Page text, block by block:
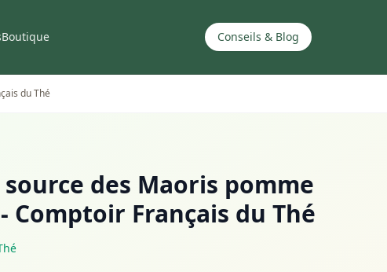
Boutique Conseils & Blog
du Thé
des Maoris pomme
Comptoir Français du Thé